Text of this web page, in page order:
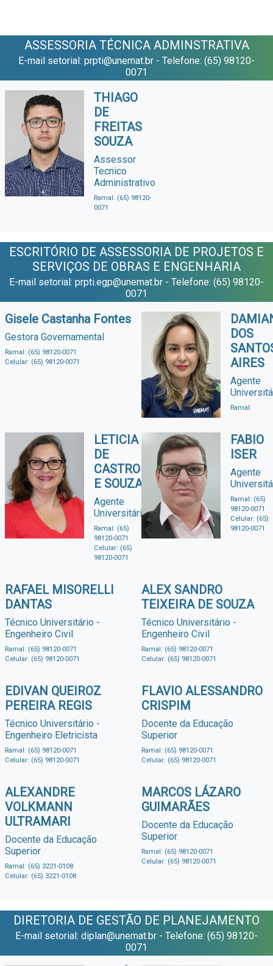
ASSESSORIA TÉCNICA ADMINSTRATIVA
E-mail setorial: prpti@unemat.br - Telefone: (65) 98120-
0071
THIAGO
DE
FREITAS
SOUZA
Assessor
Tecnico
Administrativo
Ramal: (65) 98120-
0071
ESCRITÓRIO DE ASSESSORIA DE PROJETOS E
SERVIÇOS DE OBRAS E ENGENHARIA
E-mail setorial: prpti.egp@unemat.br - Telefone: (65) 98120-
0071
Gisele Castanha Fontes
Gestora Governamental
Ramal: (65) 98120-0071
Celular: (65) 98120-0071
DOS
AIRES
Agente
Ramal:
LETICIA
DE
CASTRO
E SOUZA
Agente
Universitária.
Ramal: (65)
98120-0071
Celular: (65)
98120-0071
FABIO
ISER
Agente
Ramal: (65)
98120-0071
Celular: (65)
98120-0071
RAFAEL MISORELLI
DANTAS
Técnico Universitário -
Engenheiro Civil
Ramal: (65) 98120-0071
Celular: (65) 98120-0071
ALEX SANDRO
TEIXEIRA DE SOUZA
Técnico Universitário -
Engenheiro Civil
Ramal: (65) 98120-0071
Celular: (65) 98120-0071
EDIVAN QUEIROZ
PEREIRA REGIS
Técnico Universitário -
Engenheiro Eletricista
Ramal: (65) 98120-0071
Celular: (65) 98120-0071
FLAVIO ALESSANDRO
CRISPIM
Docente da Educação
Superior
Ramal: (65) 98120-0071
Celular: (65) 98120-0071
ALEXANDRE
VOLKMANN
ULTRAMARI
Docente da Educação
Superior
Ramal: (65) 3221-0108
Celular: (65) 3221-0108
MARCOS LÁZARO
GUIMARÃES
Docente da Educação
Superior
Ramal: (65) 98120-0071
Celular: (65) 98120-0071
DIRETORIA DE GESTÃO DE PLANEJAMENTO
E-mail setorial: diplan@unemat.br - Telefone: (65) 98120-
0071